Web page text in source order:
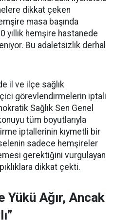
dikkat çeken
masa başında
yıllık hemşire hastanede
Bu adaletsizlik derhal
il ve ilçe sağlık
görevlendirmelerin iptali
Sağlık Sen Genel
tüm boyutlarıyla
iptallerinin kıymetli bir
sadece hemşireler
gerektiğini vurgulayan
dikkat çekti.
Yükü Ağır, Ancak